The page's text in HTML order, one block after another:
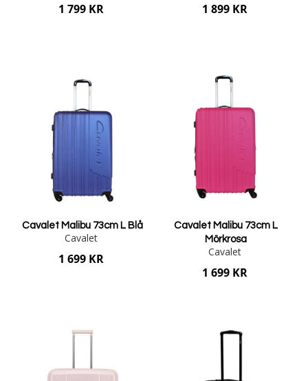
1 799 KR 1 899 KR
Cavalet Malibu 73cm L Blå
Cavalet
1 699 KR
Cavalet Malibu 73cm L
Mörkrosa
Cavalet
1 699 KR